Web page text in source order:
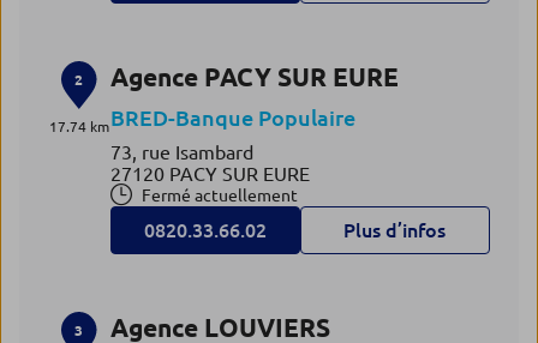
2
17.74 km
Agence PACY SUR EURE
BRED-Banque Populaire
73, rue Isambard
27120 PACY SUR EURE
Fermé actuellement
0820.33.66.02 Plus d’infos
3 Agence LOUVIERS